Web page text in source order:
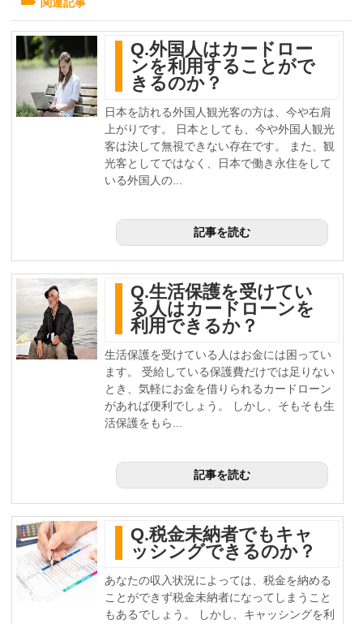
Q.外国人はカードロー
ンを利用することがで
きるのか？
日本を訪れる外国人観光客の方は、今や右肩
上がりです。 日本としても、今や外国人観光
客は決して無視できない存在です。 また、観
光客としてではなく、日本で働き永住をして
いる外国人の...
記事を読む
Q.生活保護を受けてい
る人はカードローンを
利用できるか？
生活保護を受けている人はお金には困ってい
ます。 受給している保護費だけでは足りない
とき、気軽にお金を借りられるカードローン
があれば便利でしょう。 しかし、そもそも生
活保護をもら...
記事を読む
Q.税金未納者でもキャ
ッシングできるのか？
あなたの収入状況によっては、税金を納める
ことができず税金未納者になってしまうこと
もあるでしょう。 しかし、キャッシングを利